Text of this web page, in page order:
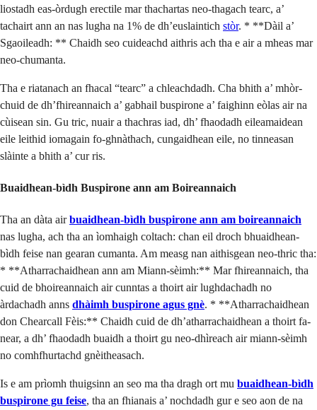
liostadh eas-òrdugh erectile mar thachartas neo-thagach tearc, a’
tachairt ann an nas lugha na 1% de dh’euslaintich stòr. * **Dàil a’
Sgaoileadh: ** Chaidh seo cuideachd aithris ach tha e air a mheas mar
neo-chumanta.
Tha e riatanach an fhacal “tearc” a chleachdadh. Cha bhith a’ mhòr-
chuid de dh’fhireannaich a’ gabhail buspirone a’ faighinn eòlas air na
cùisean sin. Gu tric, nuair a thachras iad, dh’ fhaodadh eileamaidean
eile leithid iomagain fo-ghnàthach, cungaidhean eile, no tinneasan
slàinte a bhith a’ cur ris.
Buaidhean-bìdh Buspirone ann am Boireannaich
Tha an dàta airbuaidhean-bìdh buspirone ann am boireannaich
nas lugha, ach tha an ìomhaigh coltach: chan eil droch bhuaidhean-
bìdh feise nan gearan cumanta. Am measg nan aithisgean neo-thric tha:
* **Atharrachaidhean ann am Miann-sèimh:** Mar fhireannaich, tha
cuid de bhoireannaich air cunntas a thoirt air lughdachadh no
àrdachadh anns dhàimh buspirone agus gnè. * **Atharrachaidhean
don Chearcall Fèis:** Chaidh cuid de dh’atharrachaidhean a thoirt fa-
near, a dh’ fhaodadh buaidh a thoirt gu neo-dhìreach air miann-sèimh
no comhfhurtachd gnèitheasach.
Is e am prìomh thuigsinn an seo ma tha dragh ort mu buaidhean-bìdh
buspirone gu feise, tha an fhianais a’ nochdadh gur e seo aon de na